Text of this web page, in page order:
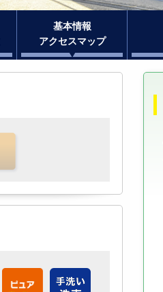
基本情報
アクセスマップ